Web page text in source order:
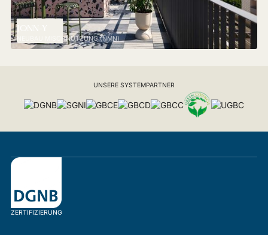
NEUBAU MISCHNUTZUNG (NMN)
UNSERE SYSTEMPARTNER
ZERTIFIZIERUNG